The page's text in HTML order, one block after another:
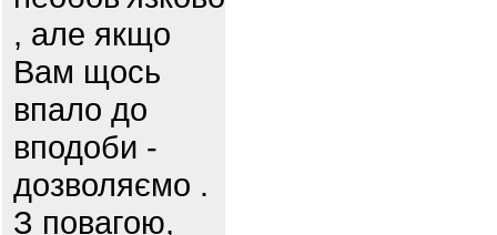
, але якщо
Вам щось
впало до
вподоби -
дозволяємо .
З повагою,